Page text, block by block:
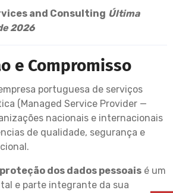
and Consulting Última
2026
e Compromisso
portuguesa de serviços
(Managed Service Provider —
nacionais e internacionais
de qualidade, segurança e
proteção dos dados pessoais é um
e parte integrante da sua